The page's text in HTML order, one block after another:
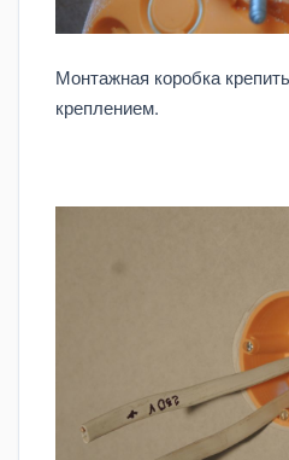
Монтажная коробка
креплением.